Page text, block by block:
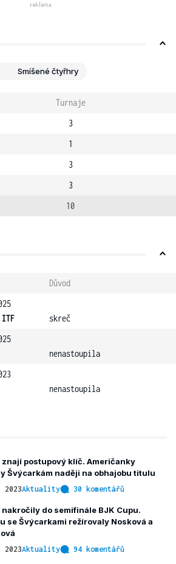
Smíšené čtyřhry
Turnaje
3
1
3
3
10
Důvod
skreč
nenastoupila
nenastoupila
znají postupový klíč. Američanky
Švýcarkám naději na obhajobu titulu
Aktuality 30 komentářů
nakročily do semifinále BJK Cupu.
se Švýcarkami režírovaly Nosková a
Aktuality 94 komentářů